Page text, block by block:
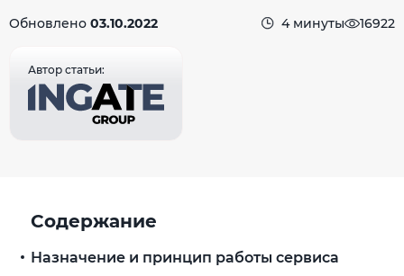
Обновлено 03.10.2022 4 минуты 16922
Автор статьи:
Содержание
Назначение и принцип работы сервиса